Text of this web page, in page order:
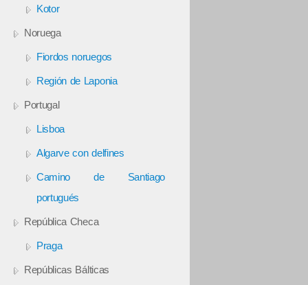
Kotor
Noruega
Fiordos noruegos
Región de Laponia
Portugal
Lisboa
Algarve con delfines
Camino de Santiago
portugués
República Checa
Praga
Repúblicas Bálticas